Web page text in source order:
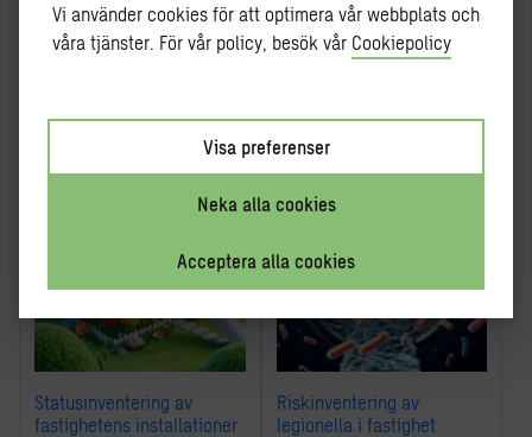
Vi använder cookies för att optimera vår webbplats och
våra tjänster. För vår policy, besök vår Cookiepolicy
Acceptera alla cookies
Neka alla cookies
Visa preferenser
installationssystem
Statusinventering av
fastighetens installationer
Riskinventering av
legionella i fastighet